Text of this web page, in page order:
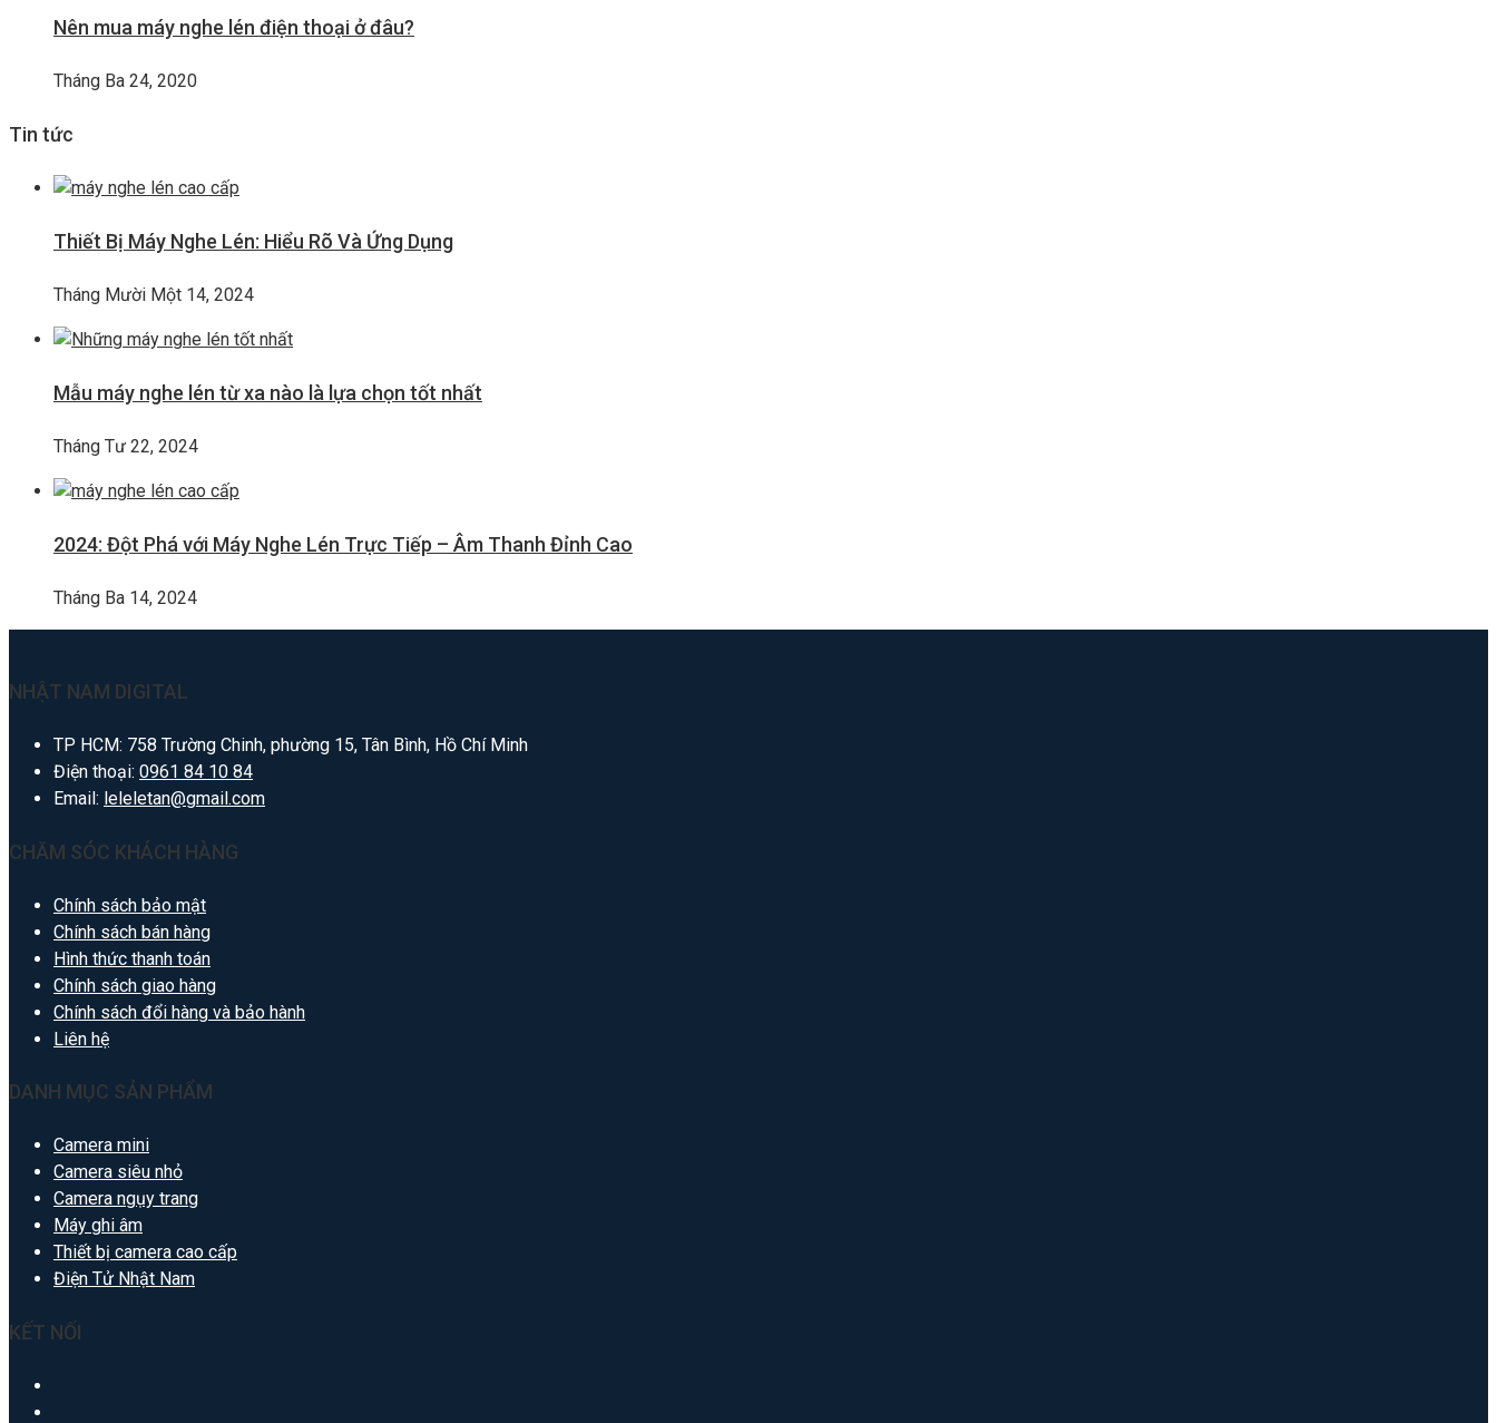
Nên mua máy nghe lén điện thoại ở đâu?
Tháng Ba 24, 2020
Tin tức
Thiết Bị Máy Nghe Lén: Hiểu Rõ Và Ứng Dụng
Tháng Mười Một 14, 2024
Mẫu máy nghe lén từ xa nào là lựa chọn tốt nhất
Tháng Tư 22, 2024
2024: Đột Phá với Máy Nghe Lén Trực Tiếp – Âm Thanh Đỉnh Cao
Tháng Ba 14, 2024
NHẬT NAM DIGITAL
TP HCM: 758 Trường Chinh, phường 15, Tân Bình, Hồ Chí Minh
Điện thoại: 0961 84 10 84
Email: leleletan@gmail.com
CHĂM SÓC KHÁCH HÀNG
Chính sách bảo mật
Chính sách bán hàng
Hình thức thanh toán
Chính sách giao hàng
Chính sách đổi hàng và bảo hành
Liên hệ
DANH MỤC SẢN PHẨM
Camera mini
Camera siêu nhỏ
Camera ngụy trang
Máy ghi âm
Thiết bị camera cao cấp
Điện Tử Nhật Nam
KẾT NỐI